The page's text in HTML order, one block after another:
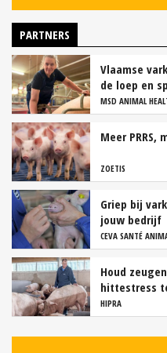
PARTNERS
Vlaamse
de loep en
MSD ANIMAL
Meer PRRS,
ZOETIS
Griep bij
jouw bedrijf
CEVA SANTÉ
Houd
hittestress
HIPRA